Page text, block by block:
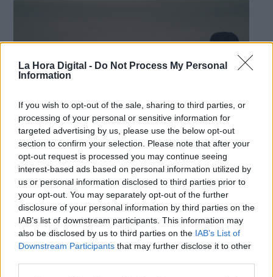
La Hora Digital - Do Not Process My Personal
Information
If you wish to opt-out of the sale, sharing to third parties, or
processing of your personal or sensitive information for
targeted advertising by us, please use the below opt-out
section to confirm your selection. Please note that after your
opt-out request is processed you may continue seeing
interest-based ads based on personal information utilized by
us or personal information disclosed to third parties prior to
your opt-out. You may separately opt-out of the further
disclosure of your personal information by third parties on the
IAB’s list of downstream participants. This information may
also be disclosed by us to third parties on the IAB’s List of
Downstream Participants that may further disclose it to other
¿Qué ocurre cuando una empresa no
tiene una buena imagen de marca?
Por La Hora Digital
Más artículos de este autor
martes, 15 de septiembre de 2020